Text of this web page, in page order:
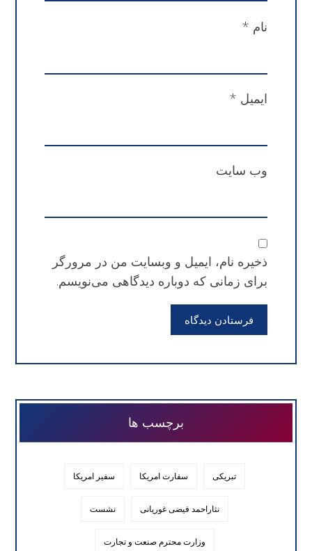
نام *
ایمیل *
وب‌ سایت
ذخیره نام، ایمیل و وبسایت من در مرورگر
برای زمانی که دوباره دیدگاهی می‌نویسم.
فرستادن دیدگاه
برچسب ها
تبریکی سفارت امریکا سفیر امریکا
نثاراحمد فیضی غوریانی نشست
وزارت محترم صنعت و تجارت